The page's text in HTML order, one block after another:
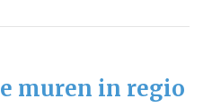
muren in regio